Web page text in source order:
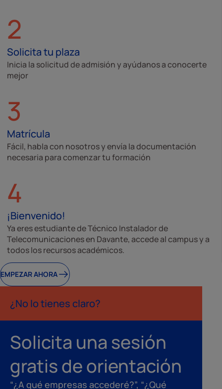
2
Solicita tu plaza
Inicia la solicitud de admisión y ayúdanos a conocerte
mejor
3
Matrícula
Fácil, habla con nosotros y envía la documentación
necesaria para comenzar tu formación
4
¡Bienvenido!
Ya eres estudiante de Técnico Instalador de
Telecomunicaciones en Davante, accede al campus y a
todos los recursos académicos.
EMPEZAR AHORA
¿No lo tienes claro?
Solicita una sesión
gratis de orientación
“¿A qué empresas accederé?”, “¿Qué